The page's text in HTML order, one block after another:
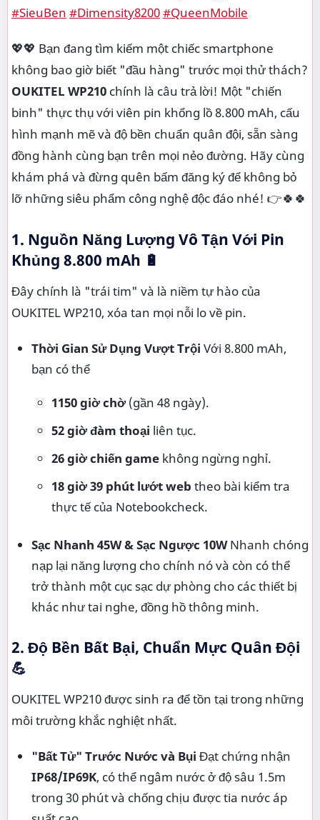
#SieuBen #Dimensity8200#QueenMobile
💖💖 Bạn đang tìm kiếm một chiếc smartphone
không bao giờ biết "đầu hàng" trước mọi thử thách?
OUKITEL WP210 chính là câu trả lời! Một "chiến
binh" thực thụ với viên pin khổng lồ 8.800 mAh, cấu
hình mạnh mẽ và độ bền chuẩn quân đội, sẵn sàng
đồng hành cùng bạn trên mọi nẻo đường. Hãy cùng
khám phá và đừng quên bấm đăng ký để không bỏ
lỡ những siêu phẩm công nghệ độc đáo nhé! 👉🍀🍀
1. Nguồn Năng Lượng Vô Tận Với Pin
Khủng 8.800 mAh 🔋
Đây chính là "trái tim" và là niềm tự hào của
OUKITEL WP210, xóa tan mọi nỗi lo về pin.
Thời Gian Sử Dụng Vượt Trội Với 8.800 mAh,
bạn có thể
1150 giờ chờ (gần 48 ngày).
52 giờ đàm thoại liên tục.
26 giờ chiến game không ngừng nghỉ.
18 giờ 39 phút lướt web theo bài kiểm tra
thực tế của Notebookcheck.
Sạc Nhanh 45W & Sạc Ngược 10WNhanh chóng
nạp lại năng lượng cho chính nó và còn có thể
trở thành một cục sạc dự phòng cho các thiết bị
khác như tai nghe, đồng hồ thông minh.
2. Độ Bền Bất Bại, Chuẩn Mực Quân Đội
💪
OUKITEL WP210 được sinh ra để tồn tại trong những
môi trường khắc nghiệt nhất.
"Bất Tử" Trước Nước và Bụi Đạt chứng nhận
IP68/IP69K, có thể ngâm nước ở độ sâu 1.5m
trong 30 phút và chống chịu được tia nước áp